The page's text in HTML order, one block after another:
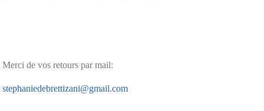
Merci de vos retours par mail:
stephaniedebrettizani@gmail.com